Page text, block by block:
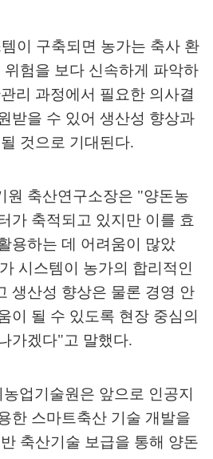
이 구축되면 농가는 축사 환
험을 보다 신속하게 파악하
리 과정에서 필요한 의사결
받을 수 있어 생산성 향상과
것으로 기대된다.
원 축산연구소장은 "양돈농
가 축적되고 있지만 이를 효
용하는 데 어려움이 많았
시스템이 농가의 합리적인
생산성 향상은 물론 경영 안
이 될 수 있도록 현장 중심의
가겠다"고 말했다.
업기술원은 앞으로 인공지
한 스마트축산 기술 개발을
축산기술 보급을 통해 양돈